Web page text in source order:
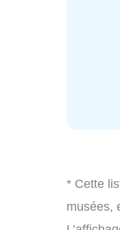
* Cette
musées,